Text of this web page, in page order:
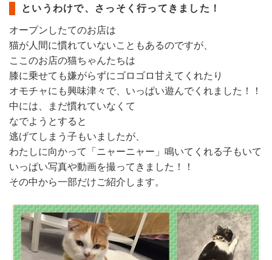
というわけで、さっそく行ってきました！
オープンしたてのお店は
猫が人間に慣れていないこともあるのですが、
ここのお店の猫ちゃんたちは
膝に乗せても嫌がらずにゴロゴロ甘えてくれたり
オモチャにも興味津々で、いっぱい遊んでくれました！！
中には、まだ慣れていなくて
なでようとすると
逃げてしまう子もいましたが、
わたしに向かって「ニャーニャー」鳴いてくれる子もいて
いっぱい写真や動画を撮ってきました！！
その中から一部だけご紹介します。